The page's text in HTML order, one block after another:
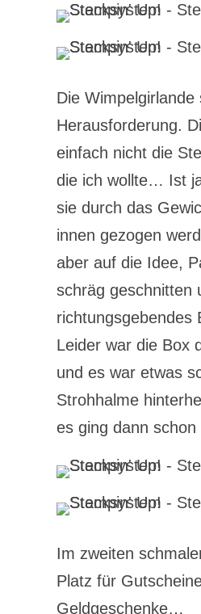
Die
Herausforderung.
einfach nicht die
die ich wollte… Ist
sie durch das
innen gezogen
aber auf die Idee,
schräg geschnitten
richtungsgebendes
Leider war die Box
und es war etwas
Strohhalme
es ging dann
Im zweiten
Platz für
Geldgeschenke…